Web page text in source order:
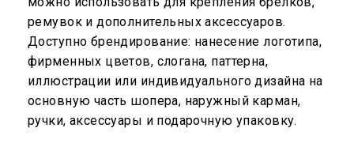
ремувок и дополнительных аксессуаров.
Доступно брендирование: нанесение логотипа,
фирменных цветов, слогана, паттерна,
иллюстрации или индивидуального дизайна на
основную часть шопера, наружный карман,
ручки, аксессуары и подарочную упаковку.